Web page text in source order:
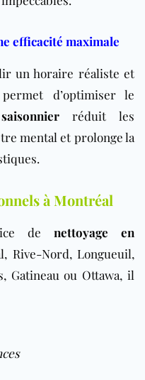
efficacité maximale
un horaire réaliste et
d’optimiser le
réduit les
mental et prolonge la
à Montréal
de nettoyage en
Rive-Nord, Longueuil,
Gatineau ou Ottawa, il